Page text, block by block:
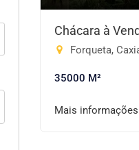
Chácara à
Forqueta,
35000 M²
Mais informações